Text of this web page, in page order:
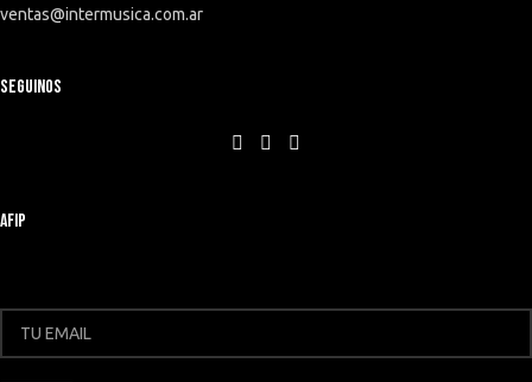
ventas@intermusica.com.ar
SEGUINOS
AFIP